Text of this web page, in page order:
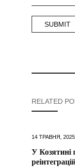
RELATED
14 ТРАВНЯ, 2025
У Козятині